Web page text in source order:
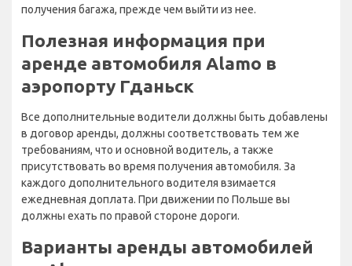
получения багажа, прежде чем выйти из нее.
Полезная информация при
аренде автомобиля Alamo в
аэропорту Гданьск
Все дополнительные водители должны быть добавлены
в договор аренды, должны соответствовать тем же
требованиям, что и основной водитель, а также
присутствовать во время получения автомобиля. За
каждого дополнительного водителя взимается
ежедневная доплата. При движении по Польше вы
должны ехать по правой стороне дороги.
Варианты аренды автомобилей